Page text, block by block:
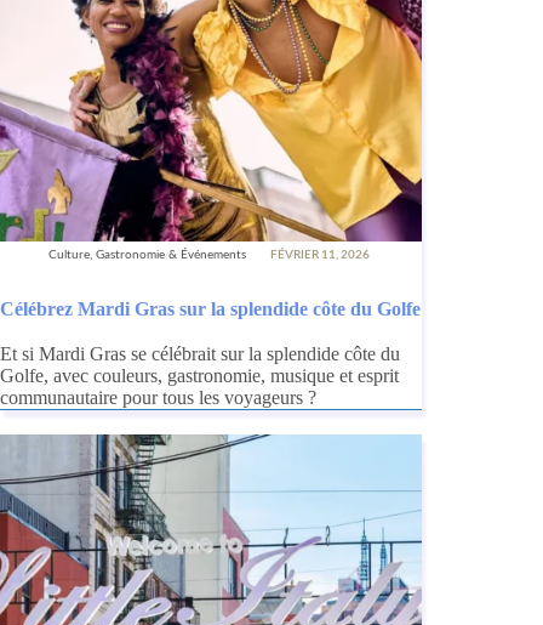
Culture, Gastronomie & Événements FÉVRIER 11, 2026
Célébrez Mardi Gras sur la splendide côte du Golfe
Et si Mardi Gras se célébrait sur la splendide côte du
Golfe, avec couleurs, gastronomie, musique et esprit
communautaire pour tous les voyageurs ?